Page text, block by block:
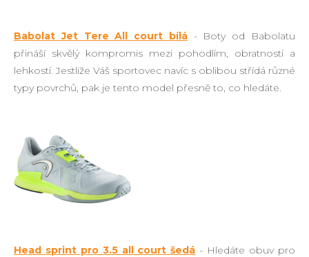
Babolat Jet Tere All court bílá- Boty od Babolatu
přináší skvělý kompromis mezi pohodlím, obratností a
lehkostí. Jestliže Váš sportovec navíc s oblibou střídá různé
typy povrchů, pak je tento model přesně to, co hledáte.
Head sprint pro 3.5 all court šedá - Hledáte obuv pro